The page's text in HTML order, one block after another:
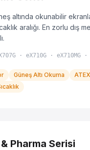
altında okunabilir
aralığı. En zorlu dış
· eX710G · eX710MG ·
Güneş Altı Okuma ATEX
Pharma Serisi